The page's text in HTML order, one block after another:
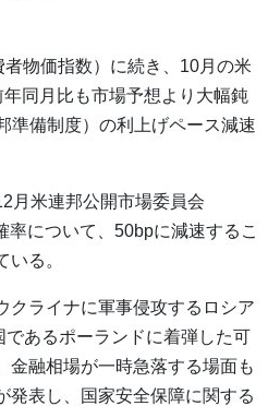
物価指数）に続き、10月の米
同月比も市場予想より大幅鈍
準備制度）の利上げペース減速
月米連邦公開市場委員会
率について、50bpに減速するこ
いる。
クライナに軍事侵攻するロシア
あるポーランドに着弾した可
金融相場が一時急落する場面も
発表し、国家安全保障に関する